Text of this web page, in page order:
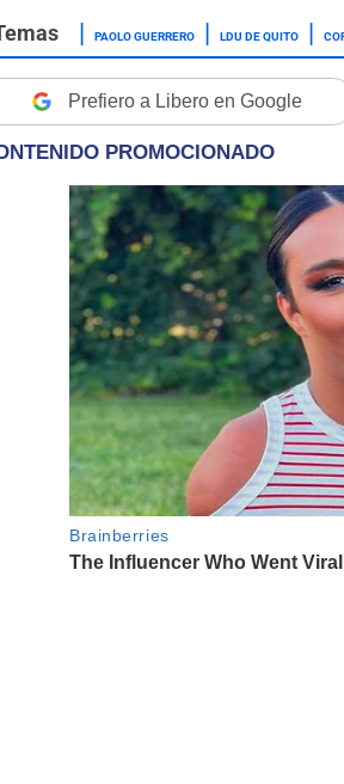
PAOLO GUERRERO LDU DE QUITO
Prefiero a Libero en Google